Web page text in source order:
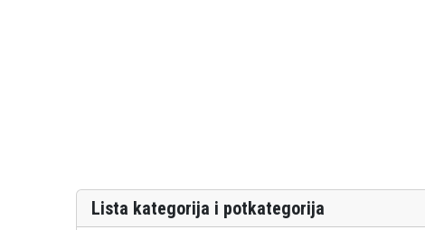
Lista kategorija i potkategorija